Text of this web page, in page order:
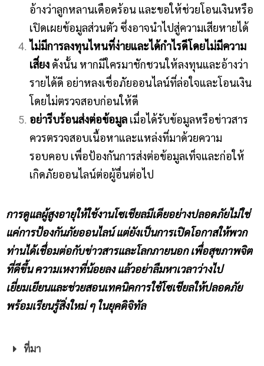
อ้างว่าลูกหลานเดือดร้อน และขอให้ช่วยโอนเงินหรือ
เปิดเผยข้อมูลส่วนตัว ซึ่งอาจนำไปสู่ความเสียหายได้
ไม่มีการลงทุนไหนที่ง่ายและได้กำไรดีโดยไม่มีความ
เสี่ยง ดังนั้น หากมีใครมาชักชวนให้ลงทุนและอ้างว่า
รายได้ดี อย่าหลงเชื่อภัยออนไลน์ที่ล่อใจและโอนเงิน
โดยไม่ตรวจสอบก่อนให้ดี
อย่ารีบร้อนส่งต่อข้อมูล เมื่อได้รับข้อมูลหรือข่าวสาร
ควรตรวจสอบเนื้อหาและแหล่งที่มาด้วยความ
รอบคอบ เพื่อป้องกันการส่งต่อข้อมูลเท็จและก่อให้
เกิดภัยออนไลน์ต่อผู้อื่นต่อไป
การดูแลผู้สูงอายุให้ใช้งานโซเชียลมีเดียอย่างปลอดภัยไม่ใช่
แค่การป้องกันภัยออนไลน์ แต่ยังเป็นการเปิดโอกาสให้พวก
ท่านได้เชื่อมต่อกับข่าวสารและโลกภายนอก เพื่อสุขภาพจิต
ที่ดีขึ้น ความเหงาที่น้อยลง แล้วอย่าลืมหาเวลาว่างไป
เยี่ยมเยียนและช่วยสอนเทคนิคการใช้โซเชียลให้ปลอดภัย
พร้อมเรียนรู้สิ่งใหม่ ๆ ในยุคดิจิทัล
ที่มา